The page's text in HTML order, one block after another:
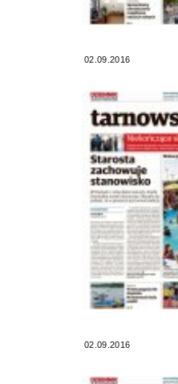
02.09.2016
02.09.2016